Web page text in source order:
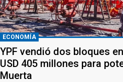
ECONOMÍA
YPF vendió dos bloques
USD 405 millones para
Muerta